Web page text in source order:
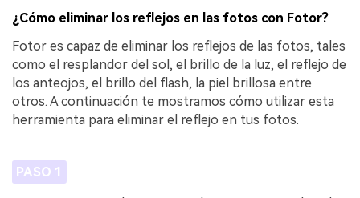
¿Cómo eliminar los reflejos en las fotos con Fotor?
Fotor es capaz de eliminar los reflejos de las fotos, tales
como el resplandor del sol, el brillo de la luz, el reflejo de
los anteojos, el brillo del flash, la piel brillosa entre
otros. A continuación te mostramos cómo utilizar esta
herramienta para eliminar el reflejo en tus fotos.
PASO 1